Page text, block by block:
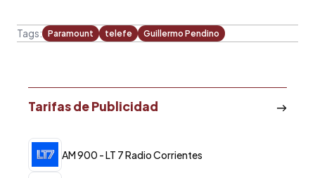
Tags: Paramount telefe Guillermo Pendino
Tarifas de Publicidad
AM 900 - LT 7 Radio Corrientes